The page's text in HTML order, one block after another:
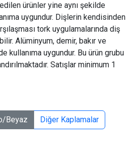
ürünler yine aynı şekilde
uygundur. Dişlerin kendisinden
tork uygulamalarında diş
Alüminyum, demir, bakır ve
kullanıma uygundur. Bu ürün grubu
Satışlar minimum 1
Beyaz Diğer Kaplamalar